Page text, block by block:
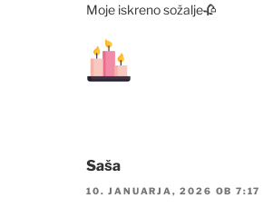
Moje iskreno sožalje🥀
Saša
10. JANUARJA, 2026 OB 7:17